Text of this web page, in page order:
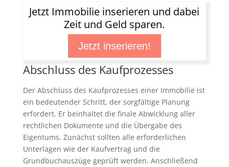
Jetzt Immobilie inserieren und dabei
Zeit und Geld sparen.
Jetzt inserieren!
Abschluss des Kaufprozesses
Der Abschluss des Kaufprozesses einer Immobilie ist
ein bedeutender Schritt, der sorgfältige Planung
erfordert. Er beinhaltet die finale Abwicklung aller
rechtlichen Dokumente und die Übergabe des
Eigentums. Zunächst sollten alle erforderlichen
Unterlagen wie der Kaufvertrag und die
Grundbuchauszüge geprüft werden. Anschließend